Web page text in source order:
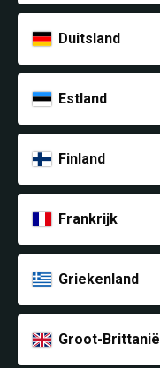
Duitsland
Estland
Finland
Frankrijk
Griekenland
Groot-Brittanië